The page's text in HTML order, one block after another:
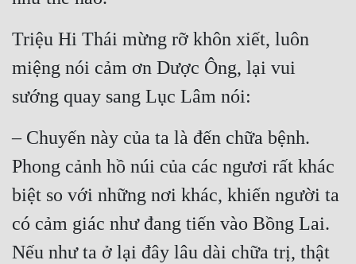
Đẹp
Đẹp Hiệp
Tính Cách Nhân Vật :
Cơ Trí
Sát Phạt Quyết Đoán
Vô Sỉ
Điềm Đạm
Triệu Hi Thái mừng rỡ khôn xiết, luôn
miệng nói cảm ơn Dược Ông, lại vui
sướng quay sang Lục Lâm nói:
– Chuyến này của ta là đến chữa bệnh.
Phong cảnh hồ núi của các ngươi rất khác
biệt so với những nơi khác, khiến người ta
có cảm giác như đang tiến vào Bồng Lai.
Nếu như ta ở lại đây lâu dài chữa trị, thật